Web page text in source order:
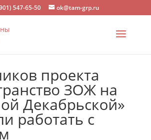
547-65-50 ok@tam-grp.ru
проекта
ЗОЖ на
Декабрьской»
работать с